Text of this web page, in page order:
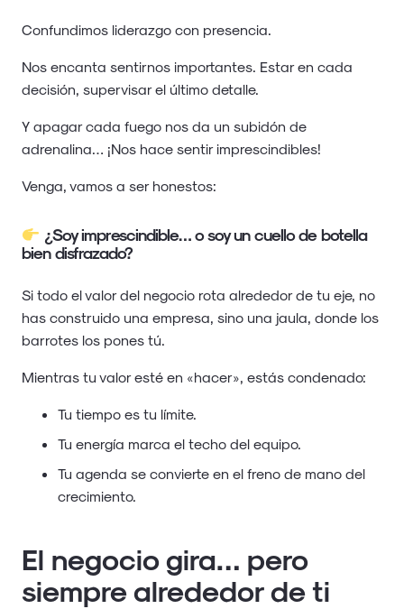
Confundimos liderazgo con presencia.
Nos encanta sentirnos importantes. Estar en cada
decisión, supervisar el último detalle.
Y apagar cada fuego nos da un subidón de
adrenalina… ¡Nos hace sentir imprescindibles!
Venga, vamos a ser honestos:
¿Soy imprescindible… o soy un cuello de botella
bien disfrazado?
Si todo el valor del negocio rota alrededor de tu eje, no
has construido una empresa, sino una jaula, donde los
barrotes los pones tú.
Mientras tu valor esté en «hacer», estás condenado:
Tu tiempo es tu límite.
Tu energía marca el techo del equipo.
Tu agenda se convierte en el freno de mano del
crecimiento.
El negocio gira… pero
siempre alrededor de ti